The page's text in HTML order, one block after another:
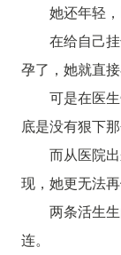
她还年轻
在给自己
孕了，她就直
可是在医
底是没有狠下那
而从医院
现，她更无法
两条活生
连。